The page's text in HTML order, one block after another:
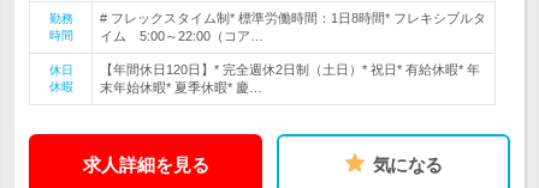
勤務
時間
# フレックスタイム制* 標準労働時間：1日8時間* フレキシブルタ
イム 5:00～22:00（コア…
休日
休暇
【年間休日120日】* 完全週休2日制（土日）* 祝日* 有給休暇* 年
末年始休暇* 夏季休暇* 慶…
求人詳細を見る 気になる